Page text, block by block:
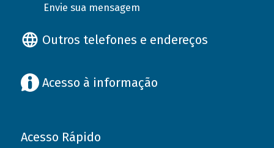
Envie sua mensagem
Outros telefones e endereços
Acesso à informação
Acesso Rápido